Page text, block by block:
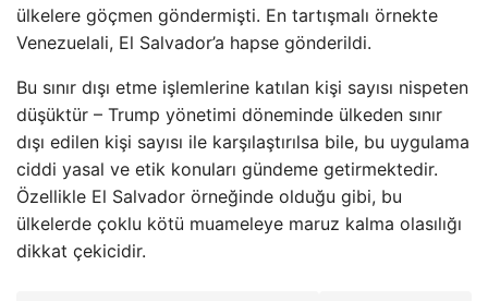
ülkelere göçmen göndermişti. En tartışmalı örnekte
Venezuelali, El Salvador’a hapse gönderildi.
Bu sınır dışı etme işlemlerine katılan kişi sayısı nispeten
düşüktür – Trump yönetimi döneminde ülkeden sınır
dışı edilen kişi sayısı ile karşılaştırılsa bile, bu uygulama
ciddi yasal ve etik konuları gündeme getirmektedir.
Özellikle El Salvador örneğinde olduğu gibi, bu
ülkelerde çoklu kötü muameleye maruz kalma olasılığı
dikkat çekicidir.